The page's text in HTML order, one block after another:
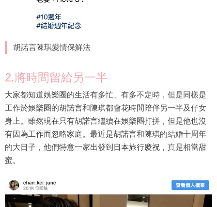
胡諾言陳琪愛情保鮮法
2.將時間留給另一半
大家都知道娛樂圈的生活有多忙、有多不定時，但是同樣是
工作於娛樂圈的胡諾言和陳琪都會花時間陪伴另一半及仔女
身上。雖然現在只有胡諾言繼續在娛樂圈打拼，但是他也沒
有因為工作而忽略家庭。最近是胡諾言和陳琪的結婚十周年
的大日子，他們特意一家出發到日本旅行慶祝，真是相當甜
蜜。